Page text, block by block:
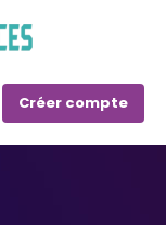
Créer compte